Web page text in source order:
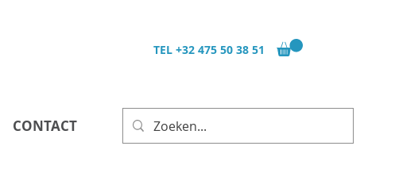
CONTACT
TEL +32 475 50 38 51